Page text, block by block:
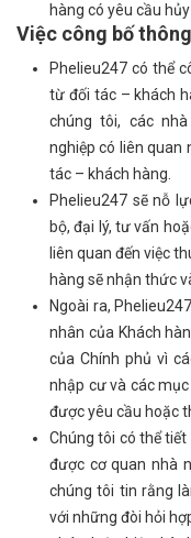
hàng có yêu cầu
Việc công bố
Phelieu247 có thể
từ đối tác – khách
chúng tôi, các
nghiệp có liên quan
tác – khách hàng.
Phelieu247 sẽ nỗ
bộ, đại lý, tư vấn
liên quan đến việc
hàng sẽ nhận thức
Ngoài ra,
nhân của Khách
của Chính phủ vì
nhập cư và các
được yêu cầu hoặc
Chúng tôi có thể
được cơ quan nhà
chúng tôi tin rằng
với những đòi hỏi